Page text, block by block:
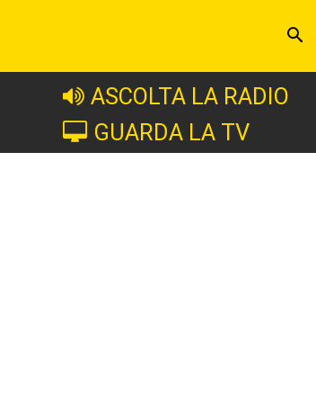
ASCOLTA LA RADIO
GUARDA LA TV